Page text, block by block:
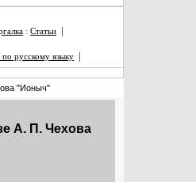
: Статьи |
русскому языку |
"Ионыч"
А. П. Чехова